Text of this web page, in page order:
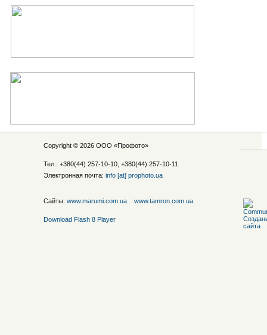
Copyright © 2026 ООО «Профото»
Тел.: +380(44) 257-10-10, +380(44) 257-10-11
Электронная почта: info [at] prophoto.ua
Сайты: www.marumi.com.ua www.tamron.com.ua
Download Flash 8 Player